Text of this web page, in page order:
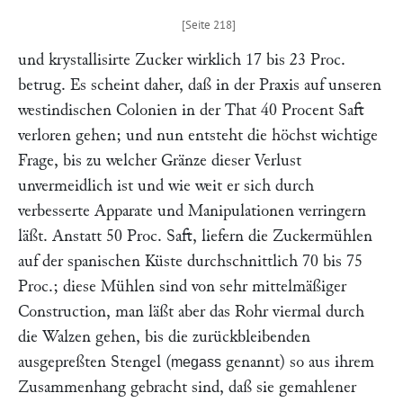
und krystallisirte Zucker wirklich 17 bis 23 Proc.
betrug. Es scheint daher, daß in der Praxis auf unseren
westindischen Colonien in der That 40 Procent Saft
verloren gehen; und nun entsteht die höchst wichtige
Frage, bis zu welcher Gränze dieser Verlust
unvermeidlich ist und wie weit er sich durch
verbesserte Apparate und Manipulationen verringern
läßt. Anstatt 50 Proc. Saft, liefern die Zuckermühlen
auf der spanischen Küste durchschnittlich 70 bis 75
Proc.; diese Mühlen sind von sehr mittelmäßiger
Construction, man läßt aber das Rohr viermal durch
die Walzen gehen, bis die zurückbleibenden
ausgepreßten Stengel (megass genannt) so aus ihrem
Zusammenhang gebracht sind, daß sie gemahlener